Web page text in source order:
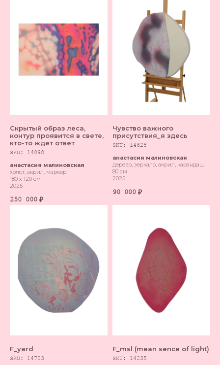
Скрытый образ леса,
контур проявится в свете,
кто-то ждет ответ
SKU: 14098
анастасия малиновская
холст, акрил, маркер
180 х 120 см
2025
250 000 ₽
Чувство важного
присутствия_я здесь
SKU: 14625
анастасия малиновская
дерево, зеркало, акрил, карандаш
80 см
2025
90 000 ₽
F_yard
SKU: 14723
F_msl (mean sence of light)
SKU: 14235